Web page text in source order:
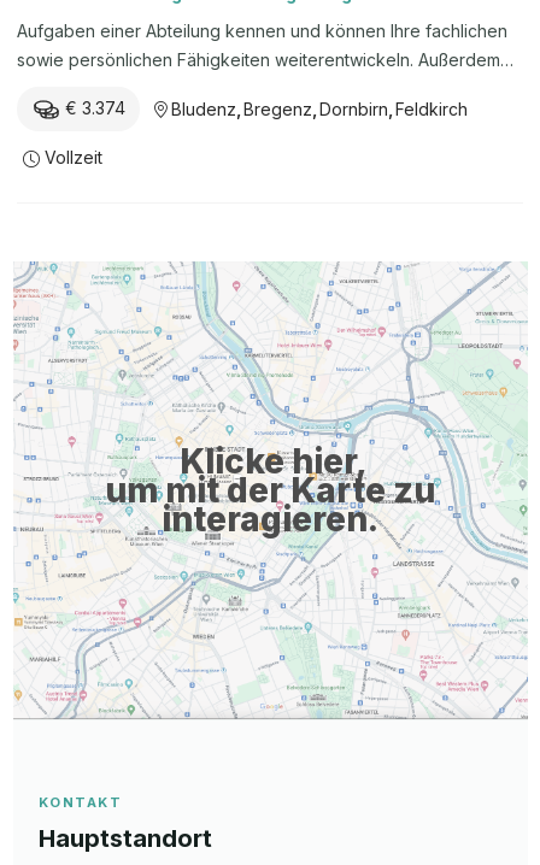
Aufgaben einer Abteilung kennen und können Ihre fachlichen
sowie persönlichen Fähigkeiten weiterentwickeln. Außerdem
Nachwuchsjurist/in in der Landesverwaltung zu bewerben.
Aufgaben – so leisten Sie einen wertvollen Beitrag:
Einblicke in die Verwaltung und die Bedeutung
rechtskonformer Abläufe. Rechtsmaterien vertiefen: Durch die
Auseinandersetzung mit verschiedenen Rechtsgebieten wird
Ihr Fachwissen erweitert und Sie verstehen, wie dieses Wissen
in der öffentlichen Verwaltung angewendet wird. Experten
unterstützen: Sie arbeiten Experten zu und unterstützen bei ...
€ 3.374 Bludenz Bregenz Dornbirn Feldkirch
Vollzeit
Klicke hier,
um mit der Karte zu
interagieren.
KONTAKT
Hauptstandort